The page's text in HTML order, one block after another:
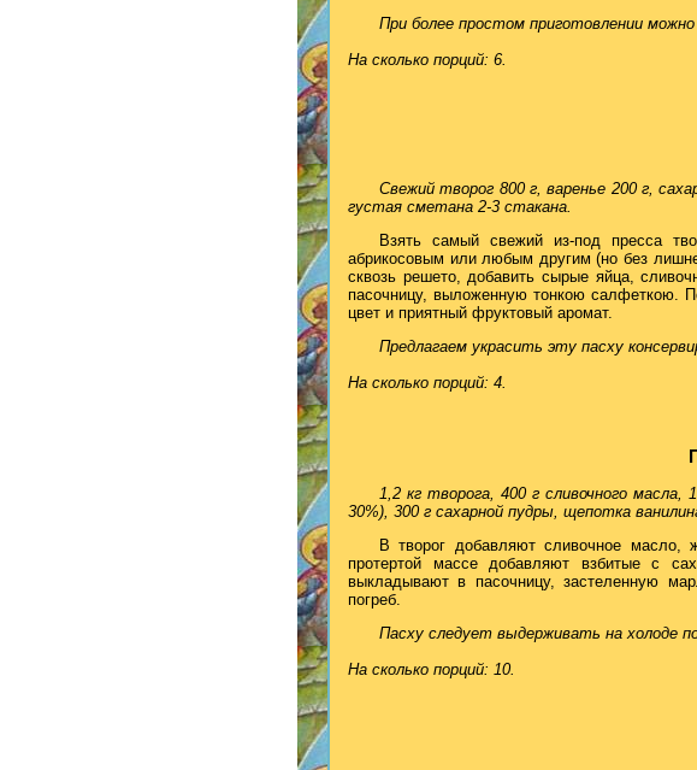
При более простом приготовлении
На сколько порций: 6.
Свежий творог 800 г, варенье 200 г,
густая сметана 2-3 стакана.
Взять самый свежий из-под пресса
абрикосовым или любым другим (но без
сквозь решето, добавить сырые яйца,
пасочницу, выложенную тонкою салфеткою.
цвет и приятный фруктовый аромат.
Предлагаем украсить эту пасху
На сколько порций: 4.
1,2 кг творога, 400 г сливочного
30%), 300 г сахарной пудры, щепотка
В творог добавляют сливочное
протертой массе добавляют взбитые с
выкладывают в пасочницу, застеленную
погреб.
Пасху следует выдерживать на холоде
На сколько порций: 10.